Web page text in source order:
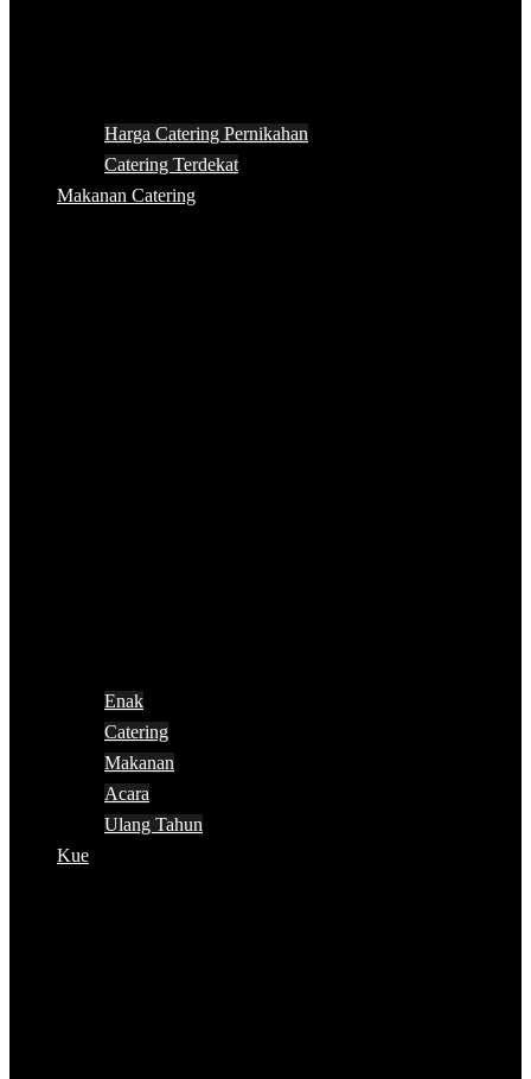
Harga Catering Pernikahan
Catering Terdekat
Makanan Catering
Enak
Catering
Makanan
Acara
Ulang Tahun
Kue